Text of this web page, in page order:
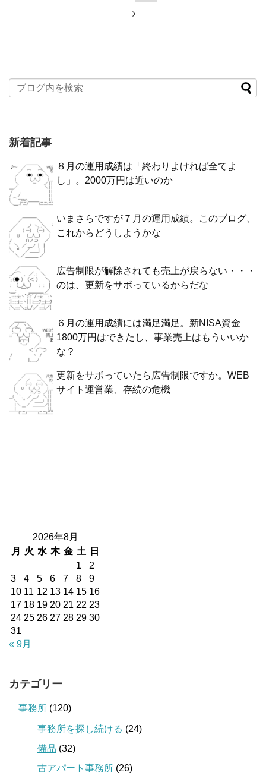
新着記事
８月の運用成績は「終わりよければ全てよ
し」。2000万円は近いのか
いまさらですが７月の運用成績。このブログ、
これからどうしようかな
広告制限が解除されても売上が戻らない・・・
のは、更新をサボっているからだな
６月の運用成績には満足満足。新NISA資金
1800万円はできたし、事業売上はもういいか
な？
更新をサボっていたら広告制限ですか。WEB
サイト運営業、存続の危機
2026年8月
月
火 水 木 金 土
日
1
2
3
4 5 6 7 8
9
10 11 12 13 14 15 16
17 18 19 20 21 22 23
24 25 26 27 28 29 30
31
« 9月
カテゴリー
事務所 (120)
事務所を探し続ける (24)
備品 (32)
古アパート事務所 (26)